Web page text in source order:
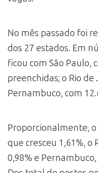
No mês passado foi
dos 27 estados. Em
ficou com São Paulo,
preenchidas; o Rio de
Pernambuco, com
Proporcionalmente,
que cresceu 1,61%, o
0,98% e